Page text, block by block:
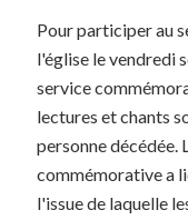
Pour participer au
l'église le vendredi
service
lectures et chants
personne décédée.
commémorative a
l'issue de laquelle